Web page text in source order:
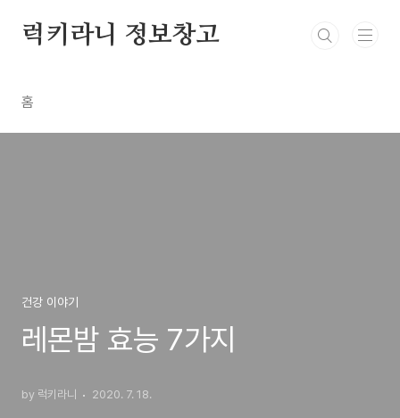
럭키라니 정보창고
홈
건강 이야기
레몬밤 효능 7가지
by 럭키라니 2020. 7. 18.